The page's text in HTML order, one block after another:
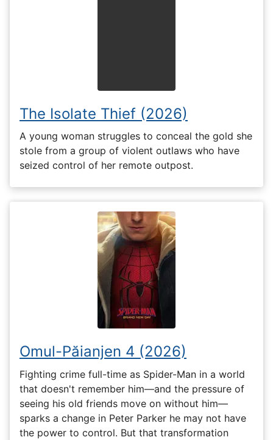
The Isolate Thief (2026)
A young woman struggles to conceal the gold she
stole from a group of violent outlaws who have
seized control of her remote outpost.
Omul-Păianjen 4 (2026)
Fighting crime full-time as Spider-Man in a world
that doesn't remember him—and the pressure of
seeing his old friends move on without him—
sparks a change in Peter Parker he may not have
the power to control. But that transformation